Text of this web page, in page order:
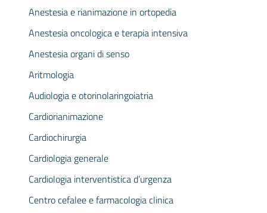
Anestesia e rianimazione in ortopedia
Anestesia oncologica e terapia intensiva
Anestesia organi di senso
Aritmologia
Audiologia e otorinolaringoiatria
Cardiorianimazione
Cardiochirurgia
Cardiologia generale
Cardiologia interventistica d’urgenza
Centro cefalee e farmacologia clinica